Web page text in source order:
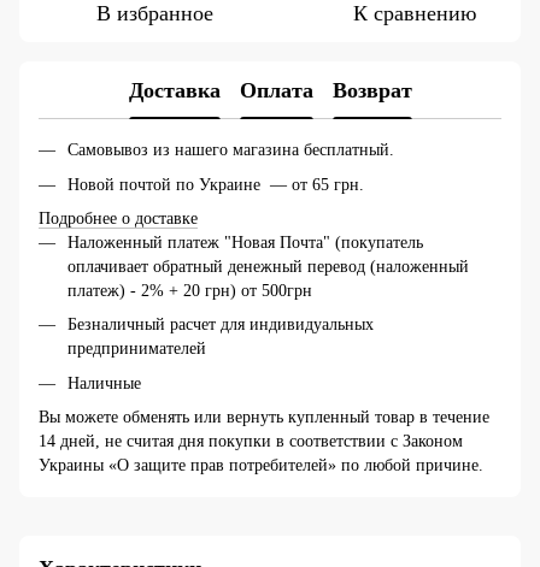
В избранное К сравнению
Доставка Оплата Возврат
Самовывоз из нашего магазина бесплатный.
Новой почтой по Украине — от 65 грн.
Подробнее о доставке
Наложенный платеж "Новая Почта" (покупатель
оплачивает обратный денежный перевод (наложенный
платеж) - 2% + 20 грн) от 500грн
Безналичный расчет для индивидуальных
предпринимателей
Наличные
Вы можете обменять или вернуть купленный товар в течение
14 дней, не считая дня покупки в соответствии с Законом
Украины «О защите прав потребителей» по любой причине.